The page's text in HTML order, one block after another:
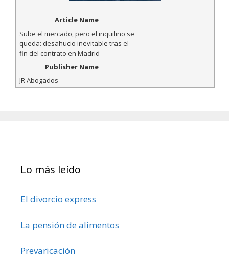
Article Name
Sube el mercado, pero el inquilino se
queda: desahucio inevitable tras el
fin del contrato en Madrid
Publisher Name
JR Abogados
Lo más leído
El divorcio express
La pensión de alimentos
Prevaricación